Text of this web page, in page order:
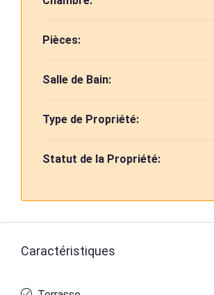
Pièces:
Salle de Bain:
Type de Propriété:
Statut de la Propriété:
Caractéristiques